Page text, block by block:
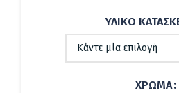
ΥΛΙΚΌ
ΧΡΏΜΑ